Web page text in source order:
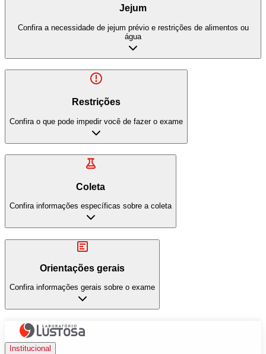
Jejum
Confira a necessidade de jejum prévio e restrições de alimentos ou
água
Restrições
Confira o que pode impedir você de fazer o exame
Coleta
Confira informações específicas sobre a coleta
Orientações gerais
Confira informações gerais sobre o exame
Institucional